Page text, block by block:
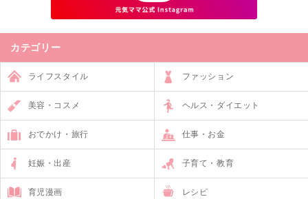
カテゴリー
ライフスタイル ファッション
美容・コスメ ヘルス・ダイエット
おでかけ・旅行 仕事・お金
妊娠・出産 子育て・教育
育児漫画 レシピ